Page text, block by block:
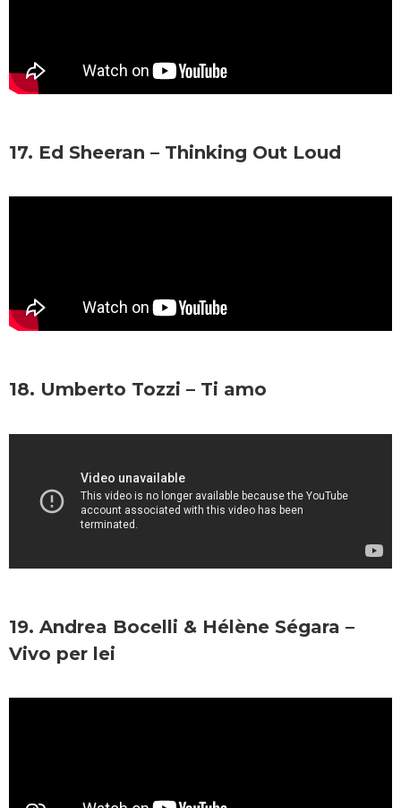
17. Ed Sheeran – Thinking Out Loud
18. Umberto Tozzi – Ti amo
19. Andrea Bocelli & Hélène Ségara –
Vivo per lei